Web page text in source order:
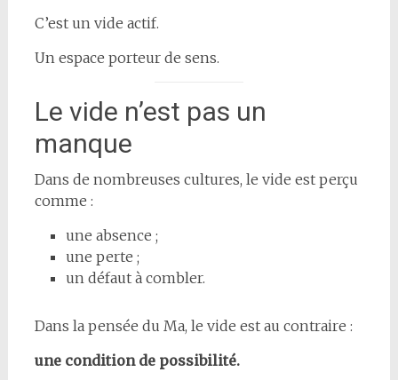
C’est un vide actif.
Un espace porteur de sens.
Le vide n’est pas un
manque
Dans de nombreuses cultures, le vide est perçu
comme :
une absence ;
une perte ;
un défaut à combler.
Dans la pensée du Ma, le vide est au contraire :
une condition de possibilité.